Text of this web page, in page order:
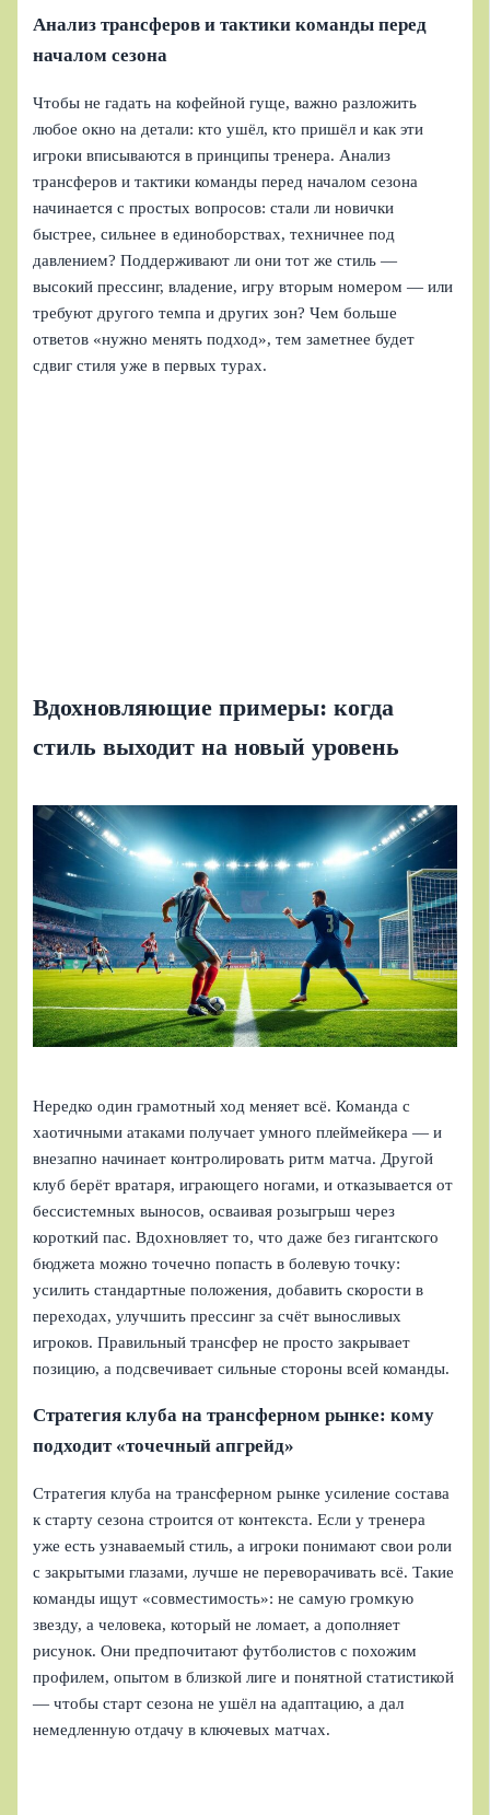
Анализ трансферов и тактики команды перед
началом сезона
Чтобы не гадать на кофейной гуще, важно разложить
любое окно на детали: кто ушёл, кто пришёл и как эти
игроки вписываются в принципы тренера. Анализ
трансферов и тактики команды перед началом сезона
начинается с простых вопросов: стали ли новички
быстрее, сильнее в единоборствах, техничнее под
давлением? Поддерживают ли они тот же стиль —
высокий прессинг, владение, игру вторым номером — или
требуют другого темпа и других зон? Чем больше
ответов «нужно менять подход», тем заметнее будет
сдвиг стиля уже в первых турах.
Вдохновляющие примеры: когда
стиль выходит на новый уровень
Нередко один грамотный ход меняет всё. Команда с
хаотичными атаками получает умного плеймейкера — и
внезапно начинает контролировать ритм матча. Другой
клуб берёт вратаря, играющего ногами, и отказывается от
бессистемных выносов, осваивая розыгрыш через
короткий пас. Вдохновляет то, что даже без гигантского
бюджета можно точечно попасть в болевую точку:
усилить стандартные положения, добавить скорости в
переходах, улучшить прессинг за счёт выносливых
игроков. Правильный трансфер не просто закрывает
позицию, а подсвечивает сильные стороны всей команды.
Стратегия клуба на трансферном рынке: кому
подходит «точечный апгрейд»
Стратегия клуба на трансферном рынке усиление состава
к старту сезона строится от контекста. Если у тренера
уже есть узнаваемый стиль, а игроки понимают свои роли
с закрытыми глазами, лучше не переворачивать всё. Такие
команды ищут «совместимость»: не самую громкую
звезду, а человека, который не ломает, а дополняет
рисунок. Они предпочитают футболистов с похожим
профилем, опытом в близкой лиге и понятной статистикой
— чтобы старт сезона не ушёл на адаптацию, а дал
немедленную отдачу в ключевых матчах.